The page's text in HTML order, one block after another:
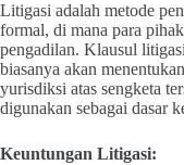
Litigasi adalah metode
formal, di mana para
pengadilan. Klausul
biasanya akan
yurisdiksi atas sengketa
digunakan sebagai dasar
Keuntungan Litigasi: